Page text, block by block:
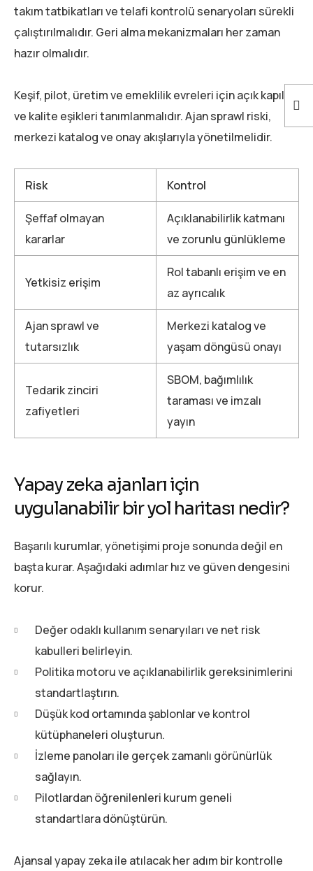
takım tatbikatları ve telafi kontrolü senaryoları sürekli
çalıştırılmalıdır. Geri alma mekanizmaları her zaman
hazır olmalıdır.
Keşif, pilot, üretim ve emeklilik evreleri için açık kapılar
ve kalite eşikleri tanımlanmalıdır. Ajan sprawl riski,
merkezi katalog ve onay akışlarıyla yönetilmelidir.
Risk Kontrol
Şeffaf olmayan
kararlar
Açıklanabilirlik katmanı
ve zorunlu günlükleme
Yetkisiz erişim
Rol tabanlı erişim ve en
az ayrıcalık
Ajan sprawl ve
tutarsızlık
Merkezi katalog ve
yaşam döngüsü onayı
Tedarik zinciri
zafiyetleri
SBOM, bağımlılık
taraması ve imzalı
yayın
Yapay zeka ajanları için
uygulanabilir bir yol haritası nedir?
Başarılı kurumlar, yönetişimi proje sonunda değil en
başta kurar. Aşağıdaki adımlar hız ve güven dengesini
korur.
Değer odaklı kullanım senaryıları ve net risk
kabulleri belirleyin.
Politika motoru ve açıklanabilirlik gereksinimlerini
standartlaştırın.
Düşük kod ortamında şablonlar ve kontrol
kütüphaneleri oluşturun.
İzleme panoları ile gerçek zamanlı görünürlük
sağlayın.
Pilotlardan öğrenilenleri kurum geneli
standartlara dönüştürün.
Ajansal yapay zeka ile atılacak her adım bir kontrolle